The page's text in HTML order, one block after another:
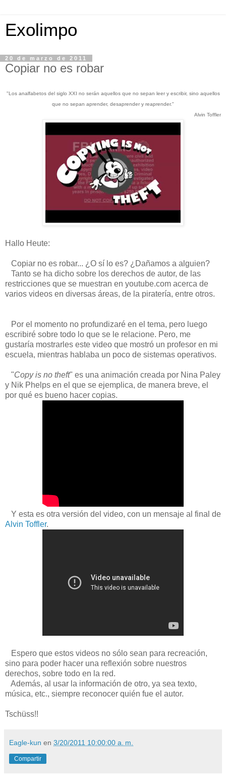
Exolimpo
20 de marzo de 2011
Copiar no es robar
"Los analfabetos del siglo XXI no serán aquellos que no sepan leer y escribir, sino aquellos
que no sepan aprender, desaprender y reaprender."
Alvin Toffler
Hallo Heute:
Copiar no es robar... ¿O sí lo es? ¿Dañamos a alguien?
Tanto se ha dicho sobre los derechos de autor, de las
restricciones que se muestran en youtube.com acerca de
varios videos en diversas áreas, de la piratería, entre otros.
Por el momento no profundizaré en el tema, pero luego
escribiré sobre todo lo que se le relacione. Pero, me
gustaría mostrarles este video que mostró un profesor en mi
escuela, mientras hablaba un poco de sistemas operativos.
"Copy is no theft" es una animación creada por Nina Paley
y Nik Phelps en el que se ejemplica, de manera breve, el
por qué es bueno hacer copias.
Y esta es otra versión del video, con un mensaje al final de
Alvin Toffler.
Espero que estos videos no sólo sean para recreación,
sino para poder hacer una reflexión sobre nuestros
derechos, sobre todo en la red.
Además, al usar la información de otro, ya sea texto,
música, etc., siempre reconocer quién fue el autor.
Tschüss!!
Eagle-kun en 3/20/2011 10:00:00 a. m.
Compartir